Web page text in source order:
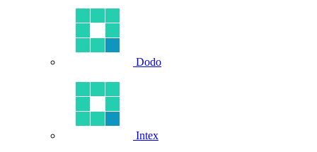
Dodo
Intex